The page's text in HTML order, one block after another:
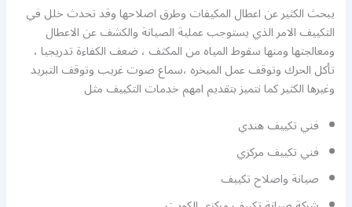
يبحث الكثير عن اعطال المكيفات وطرق اصلاحها وقد تحدث خلل في
التكييف الامر الذي يستوجب عملية الصيانة والكشف عن الاعطال
ومعالجتها ومنها سقوط المياه من المكثف ، ضعف الكفاءة تدريجيا ،
تأكل الحرك وتوقف عمل المبخره ،سماع صوت غريب وتوقف التبريد
وغيرها الكثير كما نتميز بتقديم امهم خدمات التكييف مثل
فني تكييف هندي
فني تكييف مركزي
صيانة واصلاح تكييف